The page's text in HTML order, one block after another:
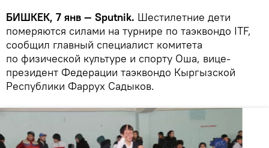
БИШКЕК, 7 янв — Sputnik. Шестилетние дети
померяются силами на турнире по таэквондо ITF,
сообщил главный специалист комитета
по физической культуре и спорту Оша, вице-
президент Федерации таэквондо Кыргызской
Республики Фаррух Садыков.